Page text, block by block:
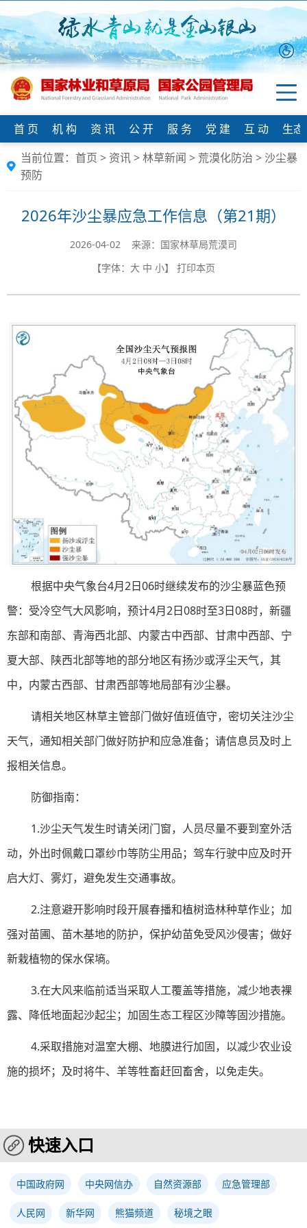
首 页 机 构 资 讯 公 开 服 务 党 建 互 动
生
当前位置： 首页 > 资讯>林草新闻 > 荒漠化防治 > 沙尘暴
预防
2026年沙尘暴应急工作信息（第21期）
2026-04-02 来源：国家林草局荒漠司
【字体： 大 中 小】 打印本页
根据中央气象台4月2日06时继续发布的沙尘暴蓝色预
警：受冷空气大风影响，预计4月2日08时至3日08时，新疆
东部和南部、青海西北部、内蒙古中西部、甘肃中西部、宁
夏大部、陕西北部等地的部分地区有扬沙或浮尘天气，其
中，内蒙古西部、甘肃西部等地局部有沙尘暴。
请相关地区林草主管部门做好值班值守，密切关注沙尘
天气，通知相关部门做好防护和应急准备；请信息员及时上
报相关信息。
防御指南：
1.沙尘天气发生时请关闭门窗，人员尽量不要到室外活
动，外出时佩戴口罩纱巾等防尘用品；驾车行驶中应及时开
启大灯、雾灯，避免发生交通事故。
2.注意避开影响时段开展春播和植树造林种草作业；加
强对苗圃、苗木基地的防护，保护幼苗免受风沙侵害；做好
新栽植物的保水保墒。
3.在大风来临前适当采取人工覆盖等措施，减少地表裸
露、降低地面起沙起尘；加固生态工程区沙障等固沙措施。
4.采取措施对温室大棚、地膜进行加固，以减少农业设
施的损坏；及时将牛、羊等牲畜赶回畜舍，以免走失。
快速入口
中国政府网 中央网信办 自然资源部 应急管理部
人民网 新华网 熊猫频道 秘境之眼